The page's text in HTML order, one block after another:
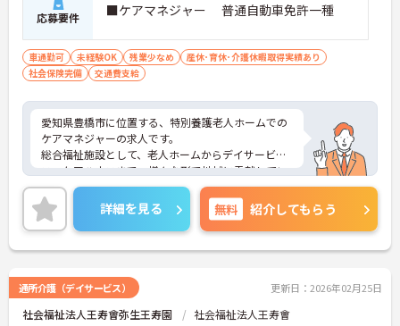
応募要件 ■ケアマネジャー 普通自動車免許一種
車通勤可 未経験OK 残業少なめ
産休･育休･介護休暇取得実績あり
社会保険完備
交通費支給
愛知県豊橋市に位置する、特別養護老人ホームでの
ケアマネジャーの求人です。
総合福祉施設として、老人ホームからデイサービ
ス、ケアハウスまで、様々な形で地域に貢献してい
ます。
複数の施設を運営している法人ですので、安定して
働くことができます。
ご興味のある方はお気軽にご相談ください。
詳細を見る 無料 紹介してもらう
通所介護（デイサービス） 更新日：2026年02月25日
社会福祉法人王寿會弥生王寿園 社会福祉法人王寿會